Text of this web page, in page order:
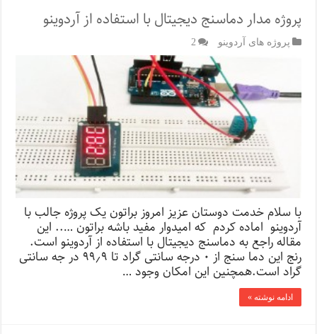
پروژه مدار دماسنج دیجیتال با استفاده از آردوینو
پروژه های آردوینو 2
با سلام خدمت دوستان عزیز امروز براتون یک پروژه جالب با
آردوینو اماده کردم که امیدوار مفید باشه براتون ….. این
مقاله راجع به دماسنج دیجیتال با استفاده از آردوینو است.
رنج این دما سنج از ۰ درجه سانتی گراد تا ۹۹٫۹ در جه سانتی
گراد است.همچنین این امکان وجود …
ادامه نوشته »